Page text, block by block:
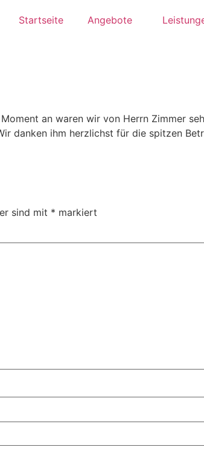
Startseite Angebote
an waren wir von Herrn Zimmer
danken ihm herzlichst für die spitzen
sind mit * markiert